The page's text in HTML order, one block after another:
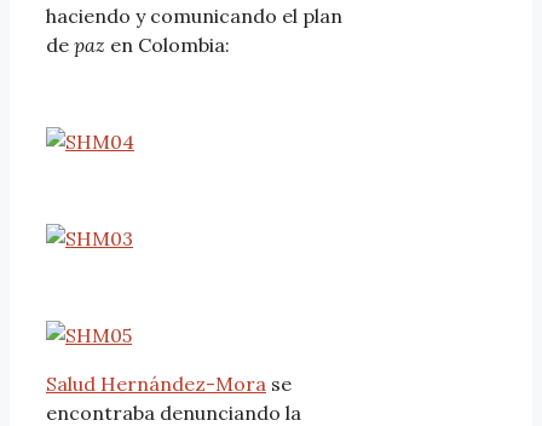
haciendo y comunicando el plan
de paz en Colombia:
Salud Hernández-Mora se
encontraba denunciando la